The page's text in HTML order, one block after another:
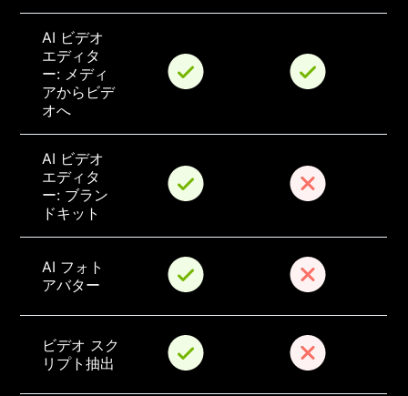
AI ビデオ
エディタ
ー: メディ
アからビデ
オへ
AI ビデオ
エディタ
ー: ブラン
ドキット
AI フォト
アバター
ビデオ スク
リプト抽出